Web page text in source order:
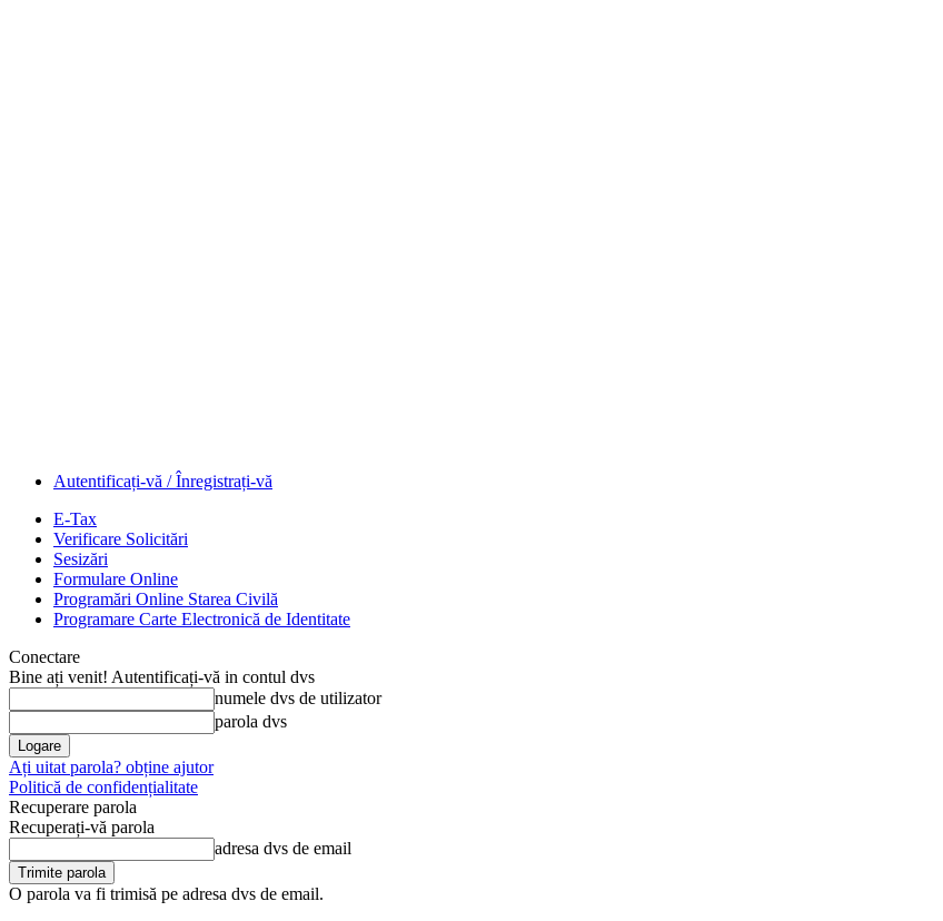
Autentificați-vă / Înregistrați-vă
E-Tax
Verificare Solicitări
Sesizări
Formulare Online
Programări Online Starea Civilă
Programare Carte Electronică de Identitate
Conectare
Bine ați venit! Autentificați-vă in contul dvs
numele dvs de utilizator
parola dvs
Ați uitat parola? obține ajutor
Politică de confidențialitate
Recuperare parola
Recuperați-vă parola
adresa dvs de email
O parola va fi trimisă pe adresa dvs de email.